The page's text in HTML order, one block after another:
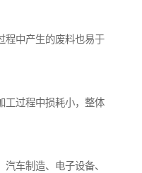
程中产生的废料也易于
工过程中损耗小，整体
车制造、电子设备、